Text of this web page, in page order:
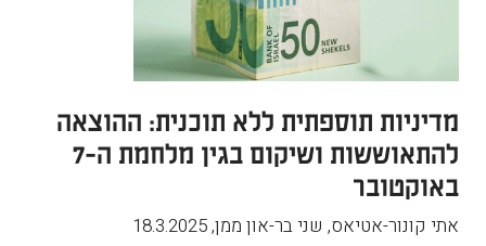
מדיניות תוספתית ללא תוכנית: ההוצאה
להתאוששות ושיקום בגין מלחמת ה-7
באוקטובר
אתי קונור-אטיאס, שני בר-און ממן,
18.3.2025